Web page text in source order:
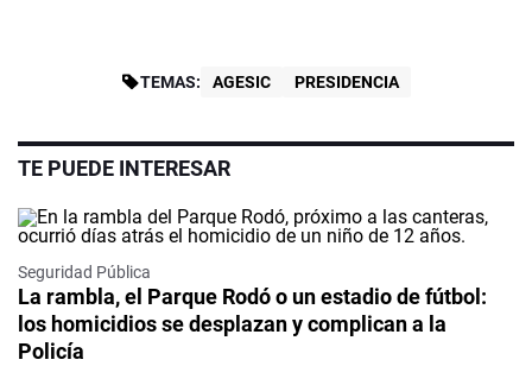
TEMAS: AGESIC PRESIDENCIA
TE PUEDE INTERESAR
Seguridad Pública
La rambla, el Parque Rodó o un estadio de fútbol:
los homicidios se desplazan y complican a la
Policía